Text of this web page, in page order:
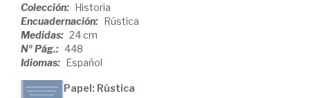
Colección: Historia
Encuadernación: Rústica
Medidas: 24 cm
Nº Pág.: 448
Idiomas: Español
Papel: Rústica